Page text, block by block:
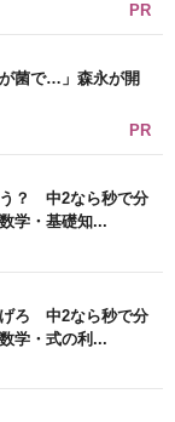
PR
菌で…」森永が開
PR
？ 中2なら秒で分
学・基礎知...
ろ 中2なら秒で分
学・式の利...